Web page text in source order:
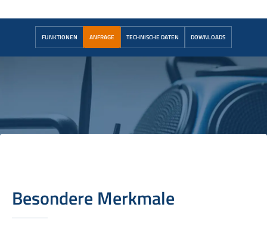
FUNKTIONEN ANFRAGE TECHNISCHE DATEN DOWNLOADS
Besondere Merkmale